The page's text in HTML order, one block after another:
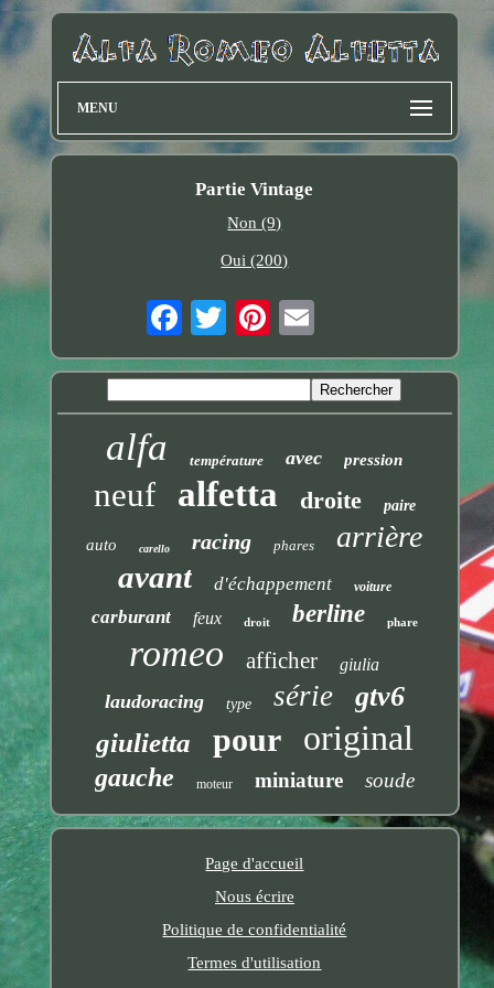
MENU
Partie Vintage
Non (9)
Oui (200)
alfa température avec pression
neuf alfetta droite paire
auto carello racing phares arrière
avant d'échappement voiture
carburant feux droit berline phare
romeo afficher giulia
laudoracing type série gtv6
giulietta pour original
gauche moteur miniature soude
Page d'accueil
Nous écrire
Politique de confidentialité
Termes d'utilisation